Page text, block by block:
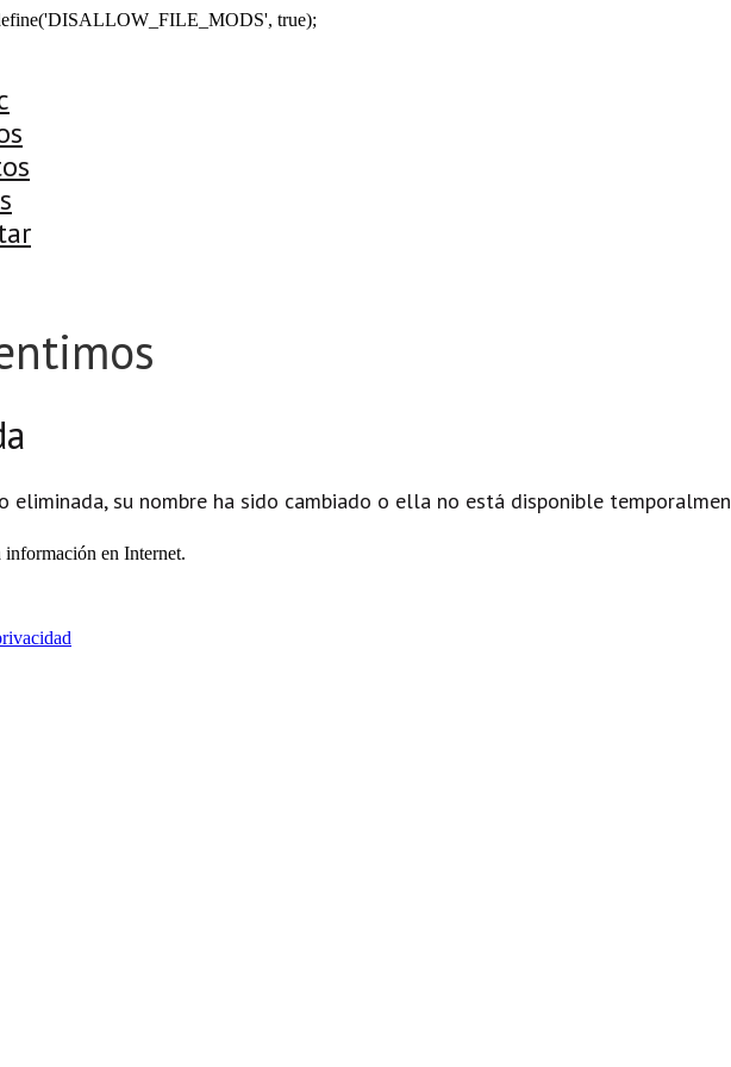
true);
eliminada, su nombre ha sido cambiado o ella no está disponible
información en Internet.